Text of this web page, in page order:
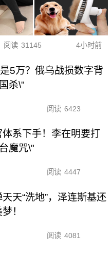
阅读 31145 4小时前
5万？俄乌战损数字背
杀\"
阅读 6423
体系下手！李在明要打
魔咒\"
阅读 4447
天“洗地”，泽连斯基还
！
阅读 4081